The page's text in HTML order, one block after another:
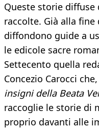
Queste storie
raccolte. Già alla
diffondono guide a
le edicole sacre
Settecento quella
Concezio Carocci
insigni della Beata
raccoglie le storie di
proprio davanti alle